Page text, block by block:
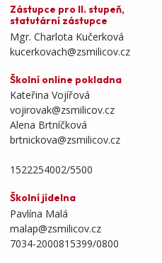
Zástupce pro II. stupeň,
statutární zástupce
Mgr. Charlota Kučerková
kucerkovach@zsmilicov.cz
Školní online pokladna
Kateřina Vojířová
vojirovak@zsmilicov.cz
Alena Brtníčková
brtnickova@zsmilicov.cz
1522254002/5500
Školní jídelna
Pavlína Malá
malap@zsmilicov.cz
7034-2000815399/0800